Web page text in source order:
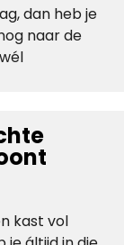
dan heb je
naar de
kast vol